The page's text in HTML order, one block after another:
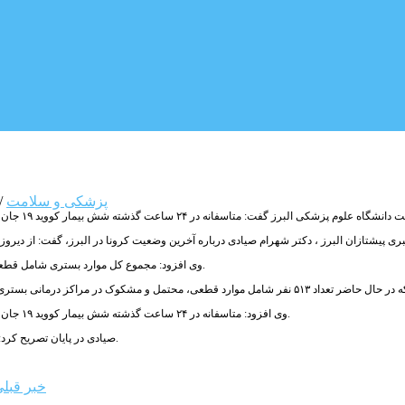
پزشکی و سلامت /
وی افزود: مجموع کل موارد بستری شامل قطعی، محتمل و مشکوک از ابتدای شیوع کرونا تا امروز در استان البرز ۸۳ هزار و ۹۴۱ نفر است.
وی افزود: متاسفانه در ۲۴ ساعت گذشته شش بیمار کووید ۱۹ جان خود را از دست داده‌اند و مجموع جان باختگان این بیماری در استان به ۶۵۹۶ نفر رسیده است.
صیادی در پایان تصریح کرد: خوشبختانه از ابتدای شیوع کرونا تاکنون ۷۶ هزار و ۸۲۹ نفر از مراکز درمانی ترخیص شده‌اند.
خبر